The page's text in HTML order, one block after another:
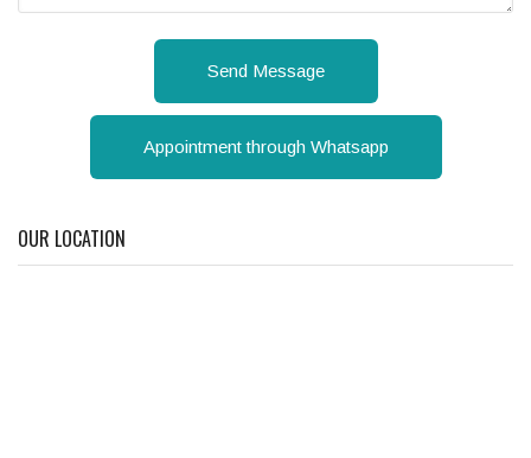
Send Message
Appointment through Whatsapp
OUR LOCATION